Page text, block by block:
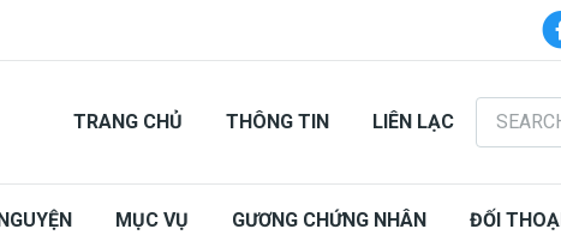
TRANG CHỦ THÔNG TIN LIÊN LẠC
Search
MỤC VỤ GƯƠNG CHỨNG NHÂN ĐỐI THOẠI